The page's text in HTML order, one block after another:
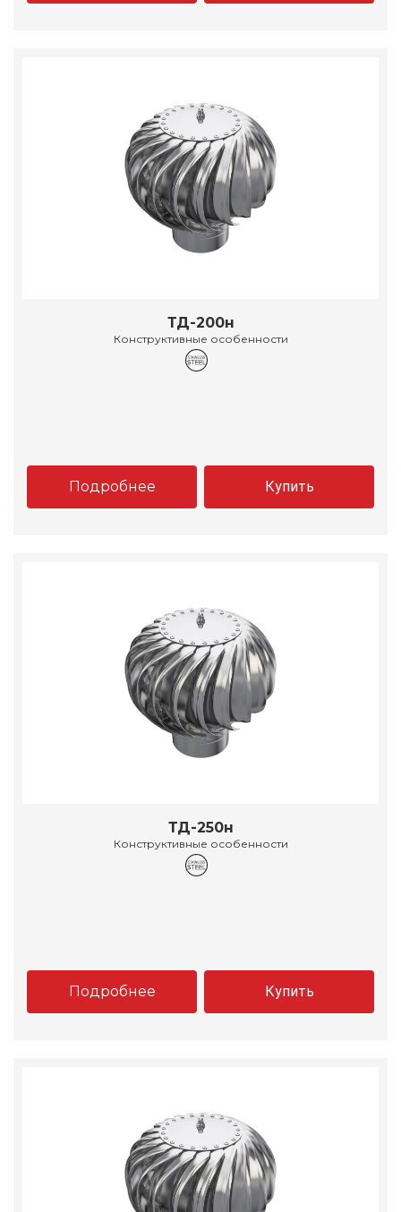
ТД-200н
Конструктивные особенности
Подробнее Купить
ТД-250н
Конструктивные особенности
Подробнее Купить